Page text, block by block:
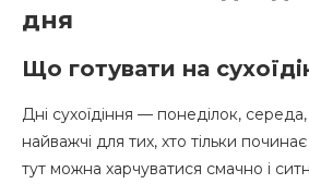
дня
Що готувати на
Дні сухоїдіння — понеділок,
найважчі для тих, хто тільки
тут можна харчуватися смачно і